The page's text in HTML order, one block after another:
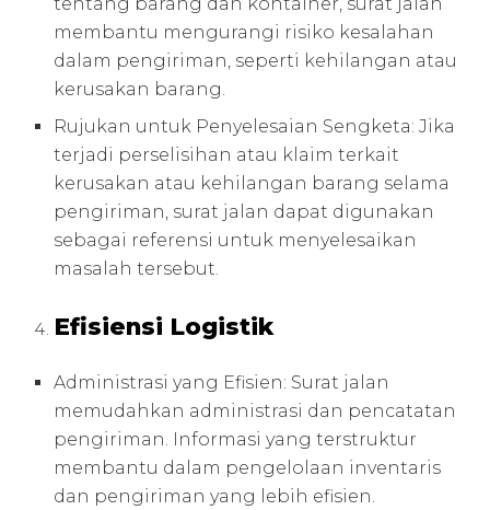
membantu mengurangi risiko kesalahan
dalam pengiriman, seperti kehilangan atau
kerusakan barang.
Rujukan untuk Penyelesaian Sengketa: Jika
terjadi perselisihan atau klaim terkait
kerusakan atau kehilangan barang selama
pengiriman, surat jalan dapat digunakan
sebagai referensi untuk menyelesaikan
masalah tersebut.
Efisiensi Logistik
Administrasi yang Efisien: Surat jalan
memudahkan administrasi dan pencatatan
pengiriman. Informasi yang terstruktur
membantu dalam pengelolaan inventaris
dan pengiriman yang lebih efisien.